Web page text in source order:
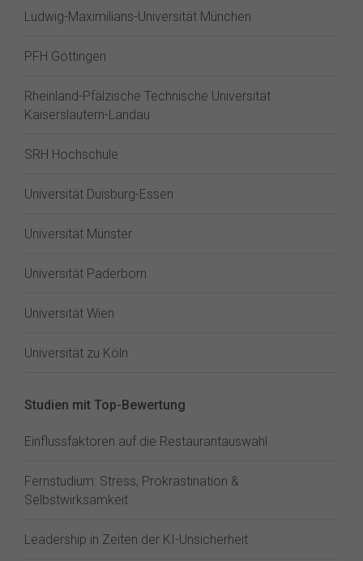
Ludwig-Maximilians-Universität München
PFH Göttingen
Rheinland-Pfälzische Technische Universität
Kaiserslautern-Landau
SRH Hochschule
Universität Duisburg-Essen
Universität Münster
Universität Paderborn
Universität Wien
Universität zu Köln
Studien mit Top-Bewertung
Einflussfaktoren auf die Restaurantauswahl
Fernstudium: Stress, Prokrastination &
Selbstwirksamkeit
Leadership in Zeiten der KI-Unsicherheit